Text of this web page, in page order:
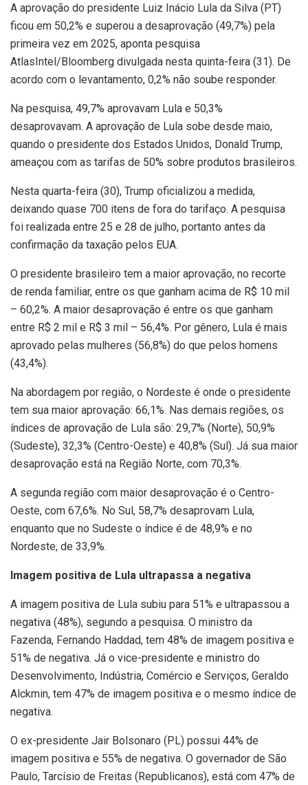
A aprovação do presidente Luiz Inácio Lula da Silva (PT)
ficou em 50,2% e superou a desaprovação (49,7%) pela
primeira vez em 2025, aponta pesquisa
AtlasIntel/Bloomberg divulgada nesta quinta-feira (31). De
acordo com o levantamento, 0,2% não soube responder.
Na pesquisa, 49,7% aprovavam Lula e 50,3%
desaprovavam. A aprovação de Lula sobe desde maio,
quando o presidente dos Estados Unidos, Donald Trump,
ameaçou com as tarifas de 50% sobre produtos brasileiros.
Nesta quarta-feira (30), Trump oficializou a medida,
deixando quase 700 itens de fora do tarifaço. A pesquisa
foi realizada entre 25 e 28 de julho, portanto antes da
confirmação da taxação pelos EUA.
O presidente brasileiro tem a maior aprovação, no recorte
de renda familiar, entre os que ganham acima de R$ 10 mil
– 60,2%. A maior desaprovação é entre os que ganham
entre R$ 2 mil e R$ 3 mil – 56,4%. Por gênero, Lula é mais
aprovado pelas mulheres (56,8%) do que pelos homens
(43,4%).
Na abordagem por região, o Nordeste é onde o presidente
tem sua maior aprovação: 66,1%. Nas demais regiões, os
índices de aprovação de Lula são: 29,7% (Norte), 50,9%
(Sudeste), 32,3% (Centro-Oeste) e 40,8% (Sul). Já sua maior
desaprovação está na Região Norte, com 70,3%.
A segunda região com maior desaprovação é o Centro-
Oeste, com 67,6%. No Sul, 58,7% desaprovam Lula,
enquanto que no Sudeste o índice é de 48,9% e no
Nordeste, de 33,9%.
Imagem positiva de Lula ultrapassa a negativa
A imagem positiva de Lula subiu para 51% e ultrapassou a
negativa (48%), segundo a pesquisa. O ministro da
Fazenda, Fernando Haddad, tem 48% de imagem positiva e
51% de negativa. Já o vice-presidente e ministro do
Desenvolvimento, Indústria, Comércio e Serviços, Geraldo
Alckmin, tem 47% de imagem positiva e o mesmo índice de
negativa.
O ex-presidente Jair Bolsonaro (PL) possui 44% de
imagem positiva e 55% de negativa. O governador de São
Paulo, Tarcísio de Freitas (Republicanos), está com 47% de